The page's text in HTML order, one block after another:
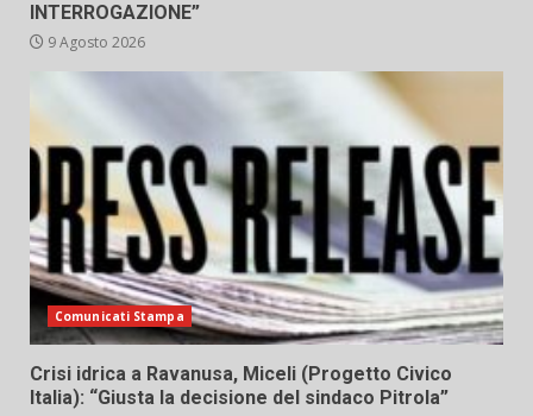
INTERROGAZIONE”
9 Agosto 2026
Comunicati Stampa
Crisi idrica a Ravanusa, Miceli (Progetto Civico
Italia): “Giusta la decisione del sindaco Pitrola”